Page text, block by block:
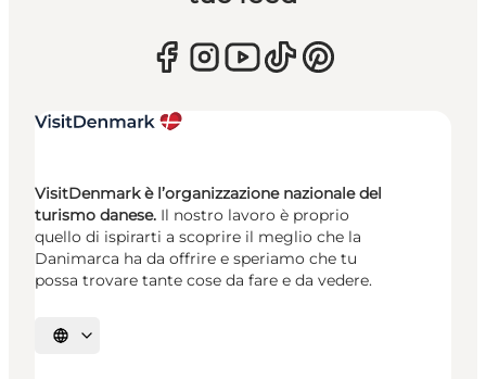
VisitDenmark è l’organizzazione nazionale del
turismo danese. Il nostro lavoro è proprio
quello di ispirarti a scoprire il meglio che la
Danimarca ha da offrire e speriamo che tu
possa trovare tante cose da fare e da vedere.
Seleziona la lingua